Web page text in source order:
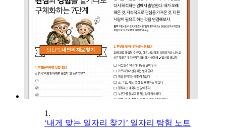
1.
‘내게 맞는 일자리 찾기’ 일자리 탐험 노트